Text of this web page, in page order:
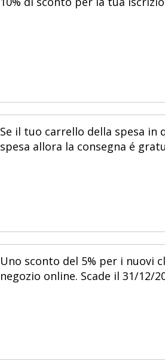
Se il tuo carrello della spesa in
spesa allora la consegna é
Uno sconto del 5% per i nuovi
negozio online. Scade il 31/12/